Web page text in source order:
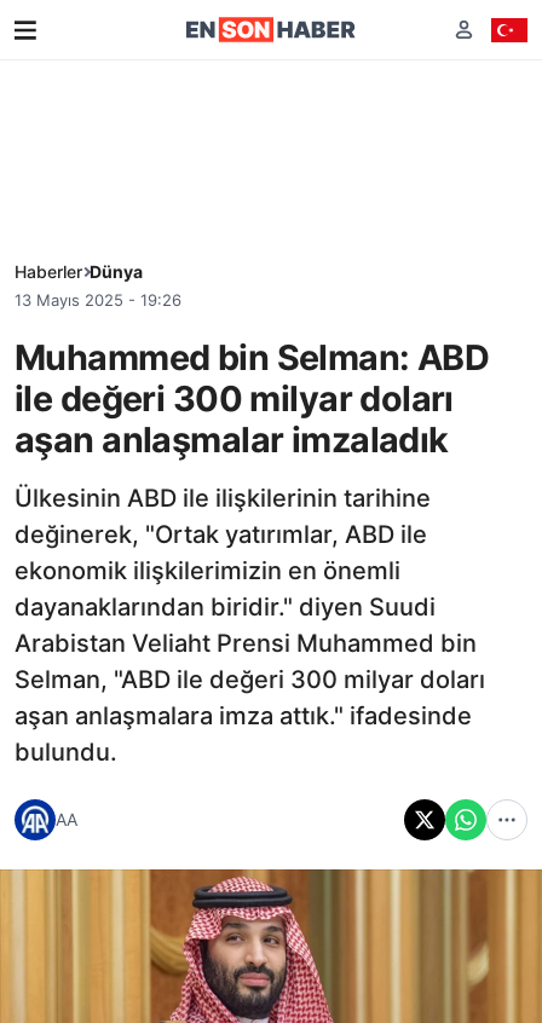
Haberler Dünya
13 Mayıs 2025 - 19:26
Muhammed bin Selman: ABD
ile değeri 300 milyar doları
aşan anlaşmalar imzaladık
Ülkesinin ABD ile ilişkilerinin tarihine
değinerek, "Ortak yatırımlar, ABD ile
ekonomik ilişkilerimizin en önemli
dayanaklarından biridir." diyen Suudi
Arabistan Veliaht Prensi Muhammed bin
Selman, "ABD ile değeri 300 milyar doları
aşan anlaşmalara imza attık." ifadesinde
bulundu.
AA